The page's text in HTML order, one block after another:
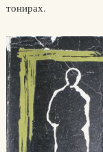
тонирах.